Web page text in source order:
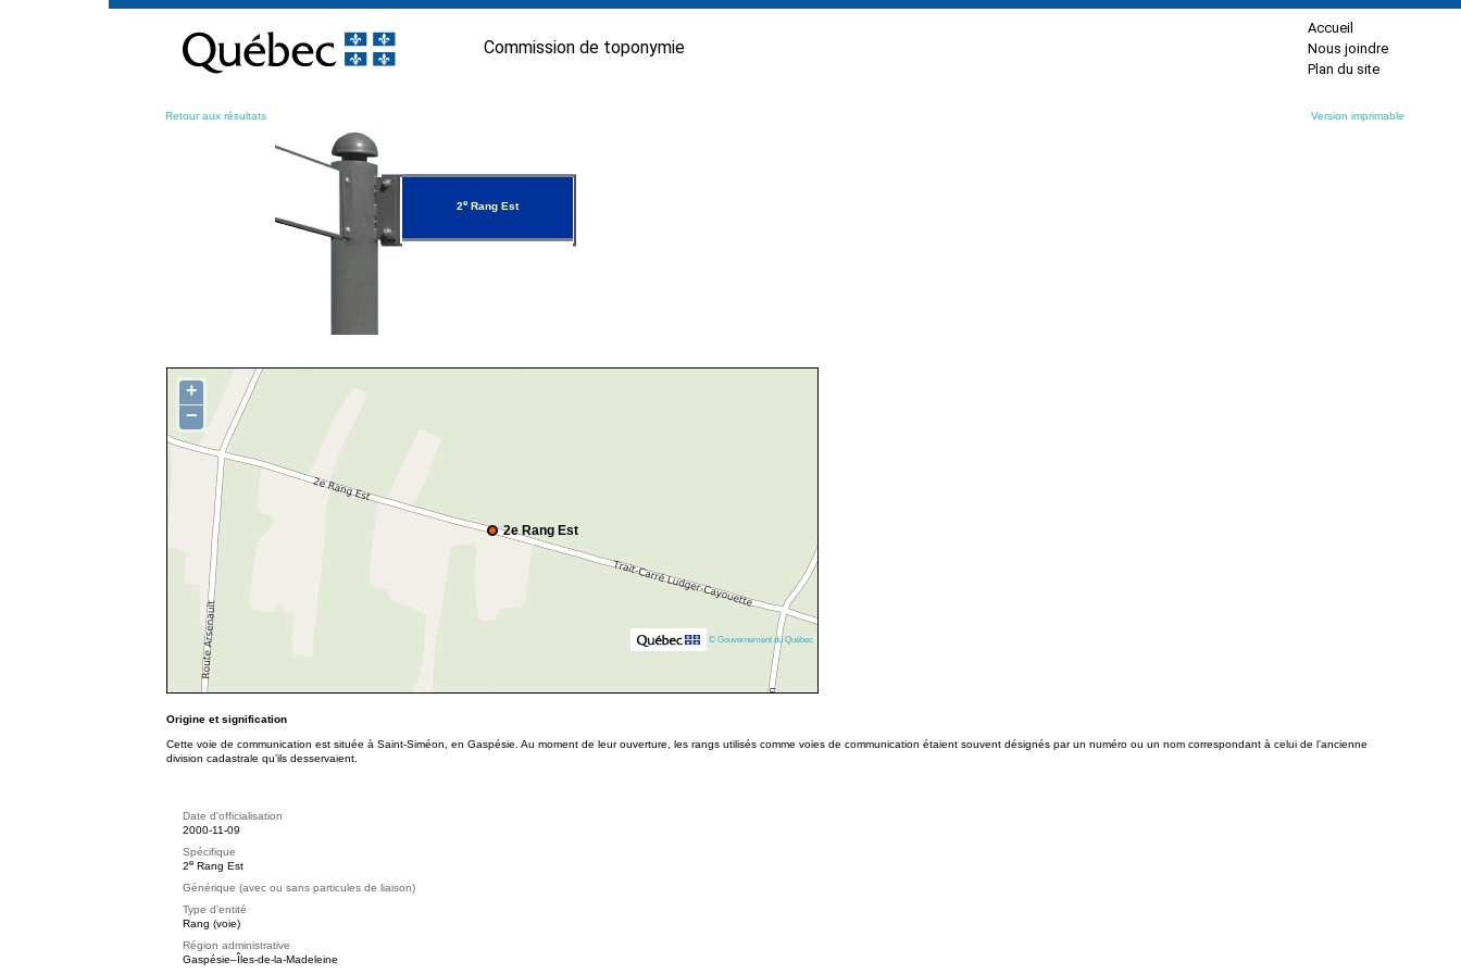
contenu
Commission de toponymie
Accueil
Nous joindre
Plan du site
Retour aux résultats Version imprimable
2eRang Est
2e Rang Est
+
−
© Gouvernement du Québec
Origine et signification
Cette voie de communication est située à Saint-Siméon, en Gaspésie. Au moment de leur ouverture, les rangs utilisés comme voies de communication étaient souvent désignés par un numéro ou un nom correspondant à celui de l’ancienne
division cadastrale qu’ils desservaient.
Date d'officialisation
2000-11-09
Spécifique
2e Rang Est
Générique (avec ou sans particules de liaison)
Type d'entité
Rang (voie)
Région administrative
Gaspésie–Îles-de-la-Madeleine